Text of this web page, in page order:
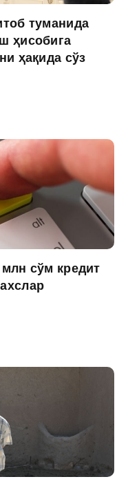
туманида
ҳисобига
ҳақида сўз
сўм кредит